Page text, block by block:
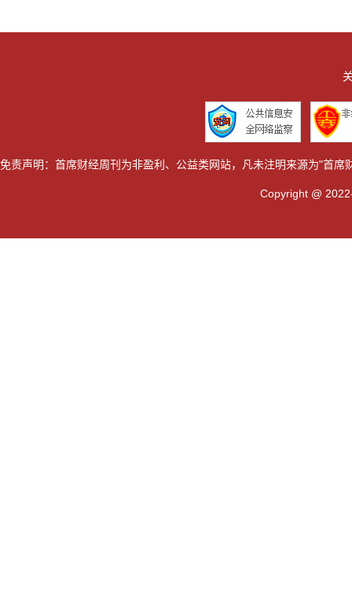
免责声明：首席财经周刊为非盈利、公益类网站，凡未注明来源为"首
Copyright @